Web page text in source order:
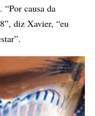
“Por causa da
diz Xavier, “eu